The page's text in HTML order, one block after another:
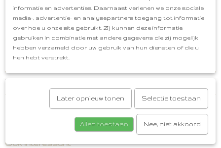
Een prachtig set!
Ketting
Kleur: Multikleuren Herfst met Goud
Materiaal: Natuursteen, Hematiet en Stainless Steel
Afmeting: 39 cm + 5 cm
Gratis cadeauservice
Afhalen in Oud-Beijerland
Gratis verzenden vanaf
€50,00
Reacties
Save
Ook interessant
informatie en advertenties. Daarnaast verlenen we onze sociale
media-, advertentie- en analysepartners toegang tot informatie
over hoe u onze site gebruikt. Zij kunnen deze informatie
gebruiken in combinatie met andere gegevens die zij mogelijk
hebben verzameld door uw gebruik van hun diensten of die u
hen hebt verstrekt.
Later opnieuw tonen Selectie toestaan
Alles toestaan Nee, niet akkoord